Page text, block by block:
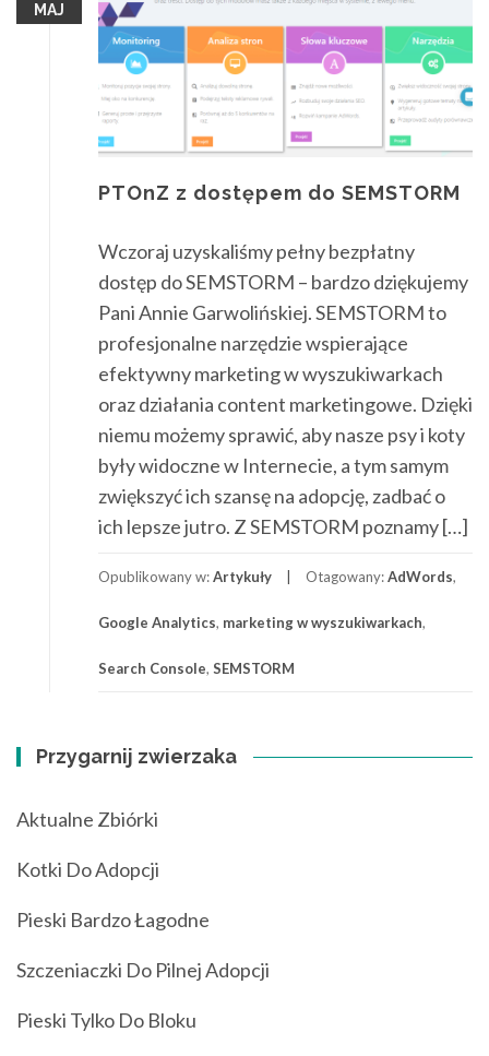
MAJ
PTOnZ z dostępem do SEMSTORM
Wczoraj uzyskaliśmy pełny bezpłatny
dostęp do SEMSTORM – bardzo dziękujemy
Pani Annie Garwolińskiej. SEMSTORM to
profesjonalne narzędzie wspierające
efektywny marketing w wyszukiwarkach
oraz działania content marketingowe. Dzięki
niemu możemy sprawić, aby nasze psy i koty
były widoczne w Internecie, a tym samym
zwiększyć ich szansę na adopcję, zadbać o
ich lepsze jutro. Z SEMSTORM poznamy […]
Opublikowany w:Artykuły Otagowany:AdWords,
Google Analytics, marketing w wyszukiwarkach,
Search Console, SEMSTORM
Przygarnij zwierzaka
Aktualne Zbiórki
Kotki Do Adopcji
Pieski Bardzo Łagodne
Szczeniaczki Do Pilnej Adopcji
Pieski Tylko Do Bloku